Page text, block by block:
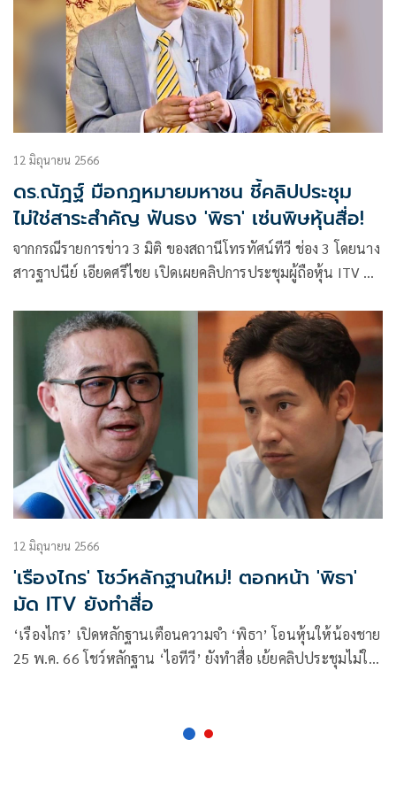
12 มิถุนายน 2566
ดร.ณัฎฐ์ มือกฎหมายมหาชน ชี้คลิปประชุม
ไม่ใช่สาระสำคัญ ฟันธง 'พิธา' เซ่นพิษหุ้นสื่อ!
จากกรณีรายการข่าว 3 มิติ ของสถานีโทรทัศน์ทีวี ช่อง 3 โดยนาง
สาวฐาปนีย์ เอียดศรีไชย เปิดเผยคลิปการประชุมผู้ถือหุ้น ITV ที่
โดยเป็นคลิปเสียงที่มา
12 มิถุนายน 2566
'เรืองไกร' โชว์หลักฐานใหม่! ตอกหน้า 'พิธา'
มัด ITV ยังทำสื่อ
‘เรืองไกร’ เปิดหลักฐานเตือนความจำ ‘พิธา’ โอนหุ้นให้น้องชาย
25 พ.ค. 66 โชว์หลักฐาน ‘ไอทีวี’ ยังทำสื่อ เย้ยคลิปประชุมไม่ใช่